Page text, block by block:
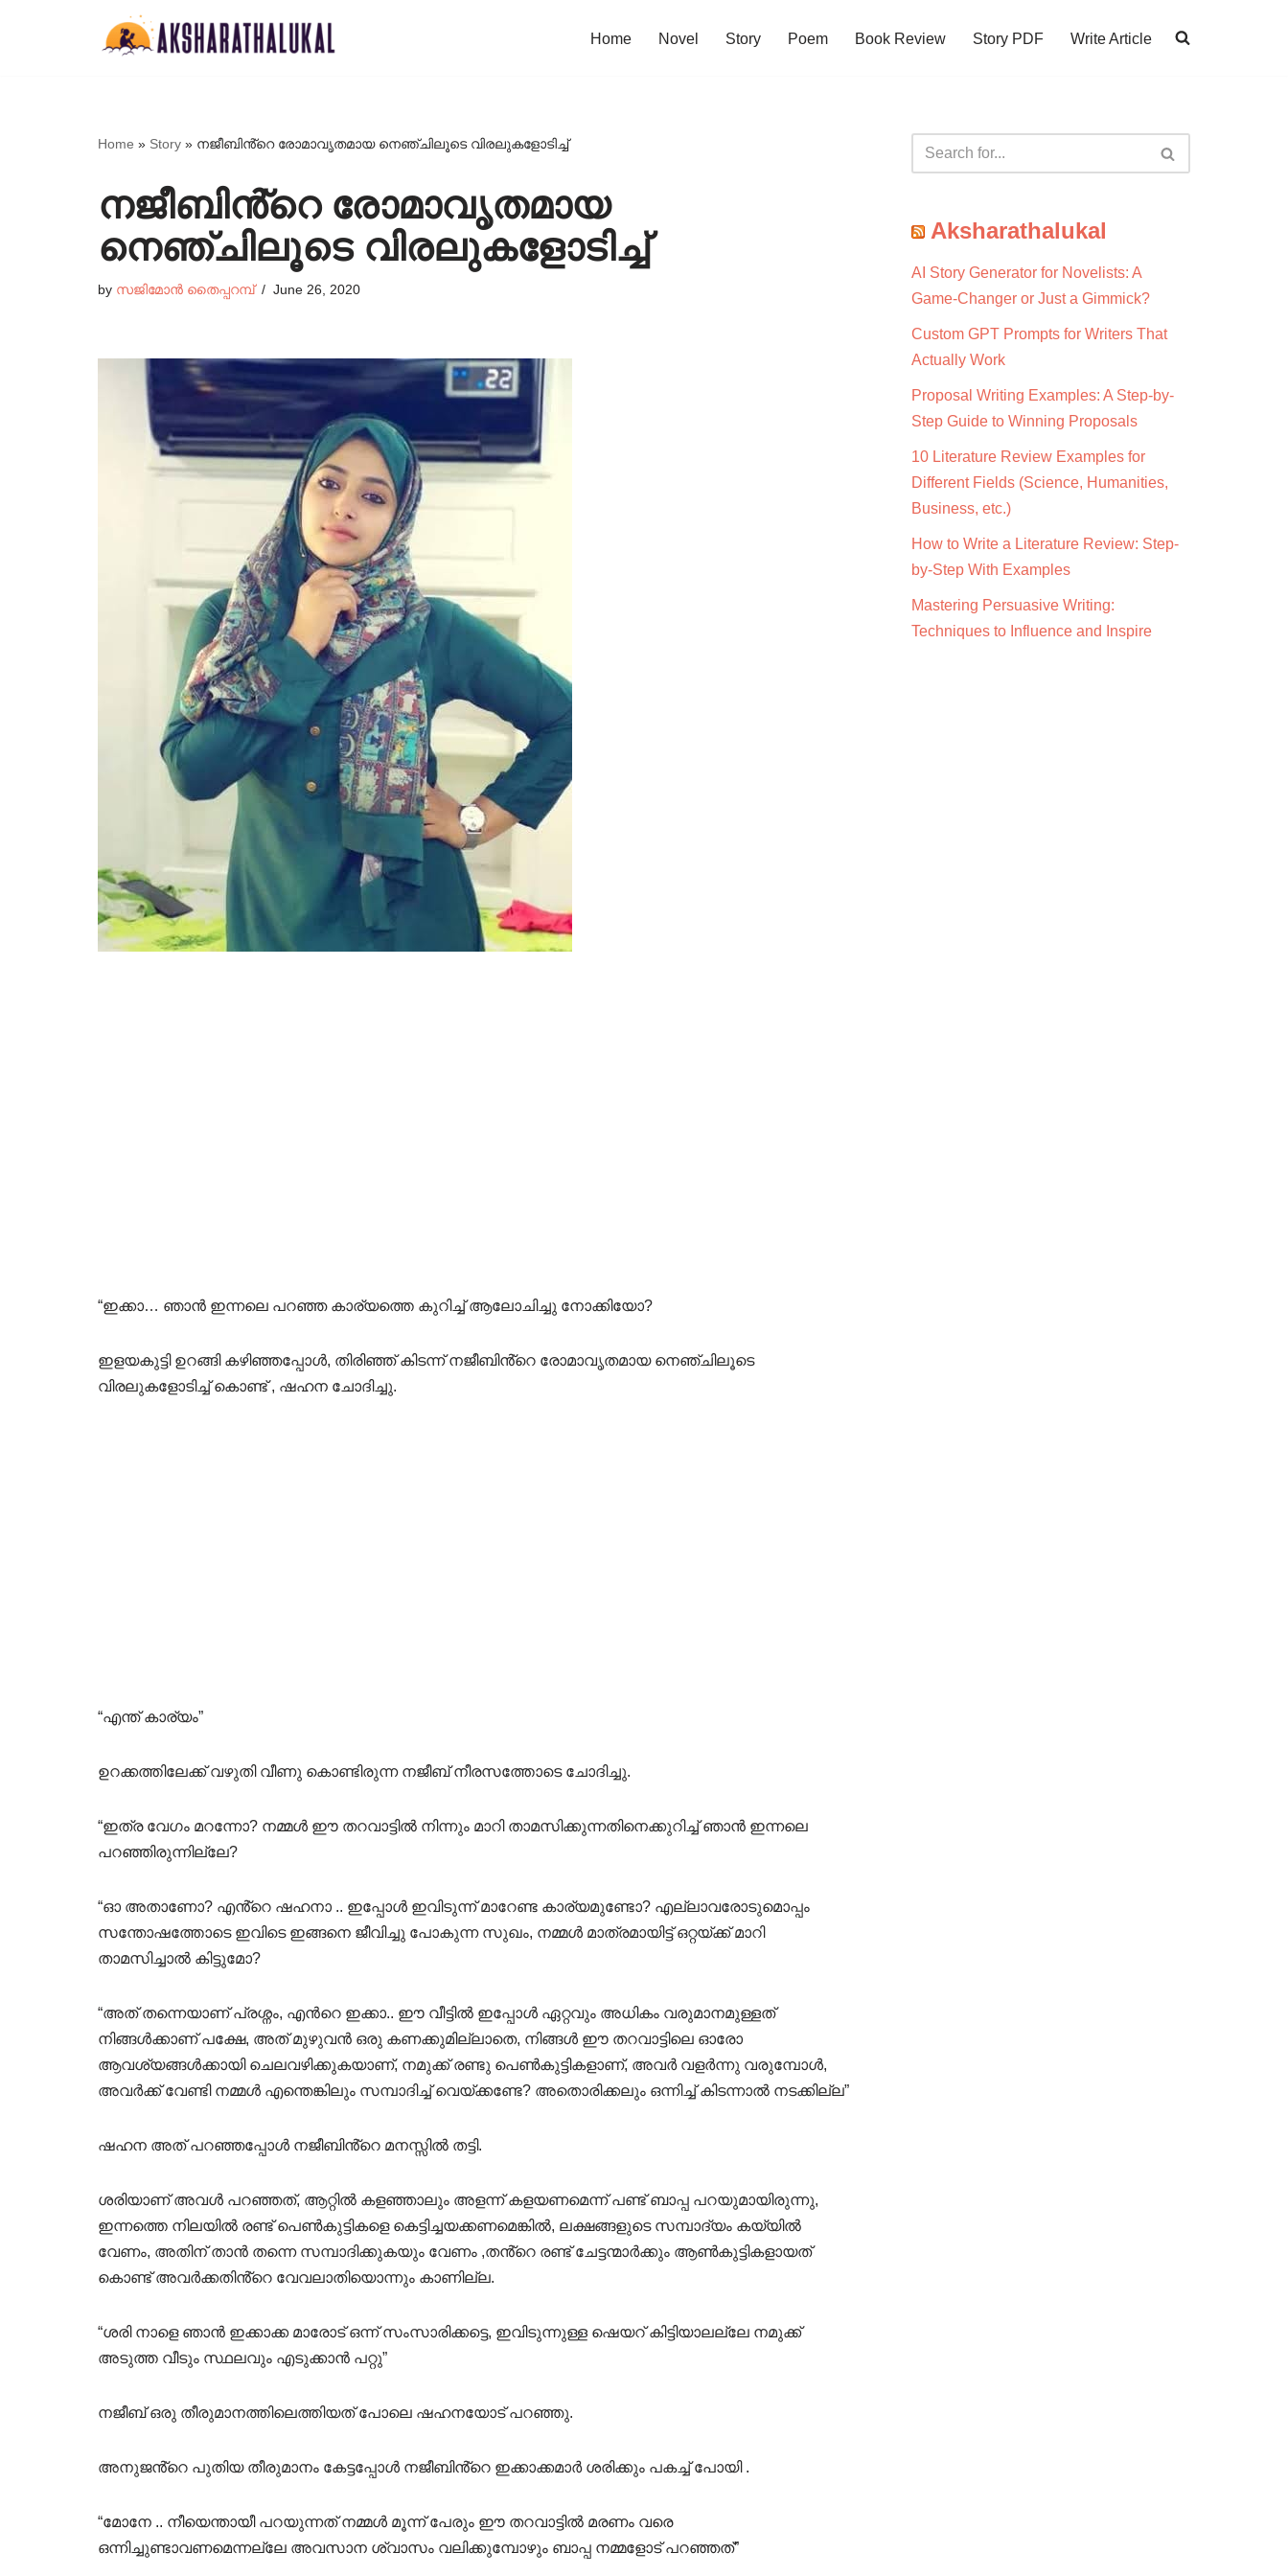
Home Novel Story Poem Book Review Story PDF Write Article
Home » Story » നജീബിൻ്റെ രോമാവൃതമായ നെഞ്ചിലൂടെ വിരലുകളോടിച്ച്
നജീബിൻ്റെ രോമാവൃതമായ
നെഞ്ചിലൂടെ വിരലുകളോടിച്ച്
by സജിമോൻ തൈപ്പറമ്പ് June 26, 2020
“ഇക്കാ… ഞാൻ ഇന്നലെ പറഞ്ഞ കാര്യത്തെ കുറിച്ച് ആലോചിച്ചു നോക്കിയോ?
ഇളയകുട്ടി ഉറങ്ങി കഴിഞ്ഞപ്പോൾ, തിരിഞ്ഞ് കിടന്ന് നജീബിൻ്റെ രോമാവൃതമായ നെഞ്ചിലൂടെ
വിരലുകളോടിച്ച് കൊണ്ട് , ഷഹന ചോദിച്ചു.
“എന്ത് കാര്യം”
ഉറക്കത്തിലേക്ക് വഴുതി വീണു കൊണ്ടിരുന്ന നജീബ് നീരസത്തോടെ ചോദിച്ചു.
“ഇത്ര വേഗം മറന്നോ? നമ്മൾ ഈ തറവാട്ടിൽ നിന്നും മാറി താമസിക്കുന്നതിനെക്കുറിച്ച് ഞാൻ ഇന്നലെ
പറഞ്ഞിരുന്നില്ലേ?
“ഓ അതാണോ? എൻ്റെ ഷഹനാ .. ഇപ്പോൾ ഇവിടുന്ന് മാറേണ്ട കാര്യമുണ്ടോ? എല്ലാവരോടുമൊപ്പം
സന്തോഷത്തോടെ ഇവിടെ ഇങ്ങനെ ജീവിച്ചു പോകുന്ന സുഖം, നമ്മൾ മാത്രമായിട്ട് ഒറ്റയ്ക്ക് മാറി
താമസിച്ചാൽ കിട്ടുമോ?
“അത് തന്നെയാണ് പ്രശ്നം, എൻറെ ഇക്കാ.. ഈ വീട്ടിൽ ഇപ്പോൾ ഏറ്റവും അധികം വരുമാനമുള്ളത്
നിങ്ങൾക്കാണ് പക്ഷേ, അത് മുഴുവൻ ഒരു കണക്കുമില്ലാതെ, നിങ്ങൾ ഈ തറവാട്ടിലെ ഓരോ
ആവശ്യങ്ങൾക്കായി ചെലവഴിക്കുകയാണ്, നമുക്ക് രണ്ടു പെൺകുട്ടികളാണ്, അവർ വളർന്നു വരുമ്പോൾ,
അവർക്ക് വേണ്ടി നമ്മൾ എന്തെങ്കിലും സമ്പാദിച്ച് വെയ്ക്കണ്ടേ? അതൊരിക്കലും ഒന്നിച്ച് കിടന്നാൽ നടക്കില്ല”
ഷഹന അത് പറഞ്ഞപ്പോൾ നജീബിൻ്റെ മനസ്സിൽ തട്ടി.
ശരിയാണ് അവൾ പറഞ്ഞത്, ആറ്റിൽ കളഞ്ഞാലും അളന്ന് കളയണമെന്ന് പണ്ട് ബാപ്പ പറയുമായിരുന്നു,
ഇന്നത്തെ നിലയിൽ രണ്ട് പെൺകുട്ടികളെ കെട്ടിച്ചയക്കണമെങ്കിൽ, ലക്ഷങ്ങളുടെ സമ്പാദ്യം കയ്യിൽ
വേണം, അതിന് താൻ തന്നെ സമ്പാദിക്കുകയും വേണം ,തൻ്റെ രണ്ട് ചേട്ടന്മാർക്കും ആൺകുട്ടികളായത്
കൊണ്ട് അവർക്കതിൻ്റെ വേവലാതിയൊന്നും കാണില്ല.
“ശരി നാളെ ഞാൻ ഇക്കാക്ക മാരോട് ഒന്ന് സംസാരിക്കട്ടെ, ഇവിടുന്നുള്ള ഷെയറ് കിട്ടിയാലല്ലേ നമുക്ക്
അടുത്ത വീടും സ്ഥലവും എടുക്കാൻ പറ്റു”
നജീബ് ഒരു തീരുമാനത്തിലെത്തിയത് പോലെ ഷഹനയോട് പറഞ്ഞു.
അനുജൻ്റെ പുതിയ തീരുമാനം കേട്ടപ്പോൾ നജീബിൻ്റെ ഇക്കാക്കമാർ ശരിക്കും പകച്ച് പോയി .
“മോനേ .. നീയെന്തായീ പറയുന്നത് നമ്മൾ മൂന്ന് പേരും ഈ തറവാട്ടിൽ മരണം വരെ
ഒന്നിച്ചുണ്ടാവണമെന്നല്ലേ അവസാന ശ്വാസം വലിക്കുമ്പോഴും ബാപ്പ നമ്മളോട് പറഞ്ഞത്”
Aksharathalukal
AI Story Generator for Novelists: A
Game-Changer or Just a Gimmick?
Custom GPT Prompts for Writers That
Actually Work
Proposal Writing Examples: A Step-by-
Step Guide to Winning Proposals
10 Literature Review Examples for
Different Fields (Science, Humanities,
Business, etc.)
How to Write a Literature Review: Step-
by-Step With Examples
Mastering Persuasive Writing:
Techniques to Influence and Inspire